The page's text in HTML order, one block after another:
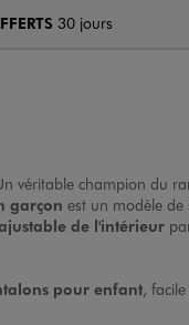
30 jours
véritable champion du
garçon est un modèle
de l'intérieur
pour enfant,